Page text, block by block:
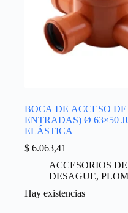
BOCA DE ACCESO
ENTRADAS) Ø 63×50
ELÁSTICA
$ 6.063,41
ACCESORIOS
DESAGUE,
Hay existencias